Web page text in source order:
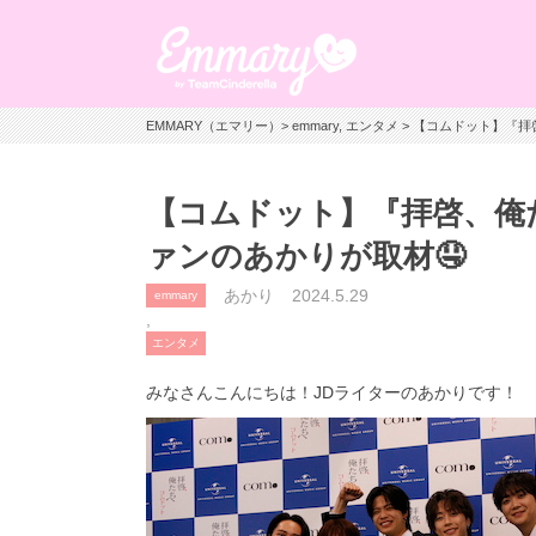
EMMARY（エマリー）>emmary,エンタメ> 【コムドット】『拝
【コムドット】『拝啓、
ァンのあかりが取材🤤
emmary
エンタメ
あかり 2024.5.29
みなさんこんにちは！JDライターのあかりです！